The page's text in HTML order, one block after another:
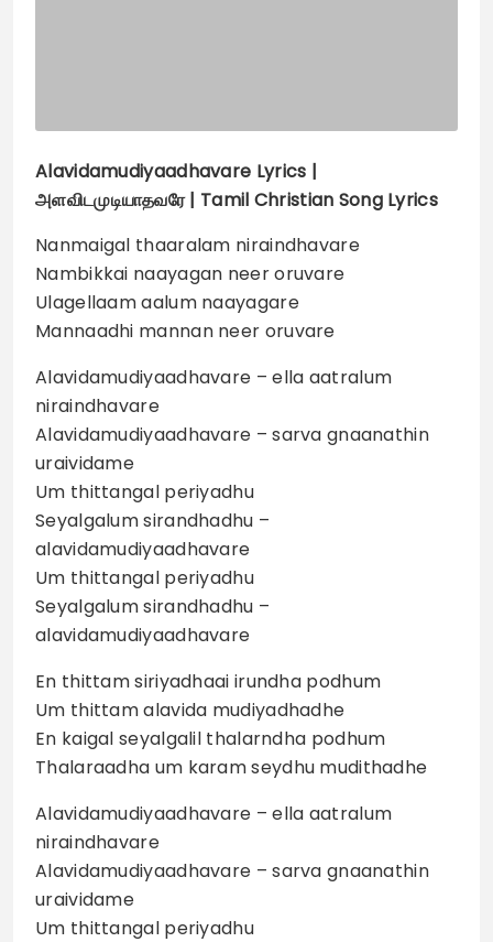
Alavidamudiyaadhavare Lyrics |
அளவிடமுடியாதவரே | Tamil Christian Song Lyrics
Nanmaigal thaaralam niraindhavare
Nambikkai naayagan neer oruvare
Ulagellaam aalum naayagare
Mannaadhi mannan neer oruvare
Alavidamudiyaadhavare – ella aatralum
niraindhavare
Alavidamudiyaadhavare – sarva gnaanathin
uraividame
Um thittangal periyadhu
Seyalgalum sirandhadhu –
alavidamudiyaadhavare
Um thittangal periyadhu
Seyalgalum sirandhadhu –
alavidamudiyaadhavare
En thittam siriyadhaai irundha podhum
Um thittam alavida mudiyadhadhe
En kaigal seyalgalil thalarndha podhum
Thalaraadha um karam seydhu mudithadhe
Alavidamudiyaadhavare – ella aatralum
niraindhavare
Alavidamudiyaadhavare – sarva gnaanathin
uraividame
Um thittangal periyadhu